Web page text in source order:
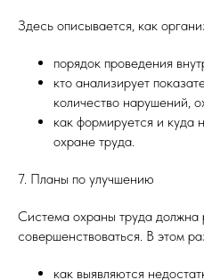
Здесь описывается, как
порядок проведения
кто анализирует
количество нарушений,
как формируется и куда
охране труда.
7. Планы по улучшению
Система охраны труда должна
совершенствоваться. В этом
как выявляются